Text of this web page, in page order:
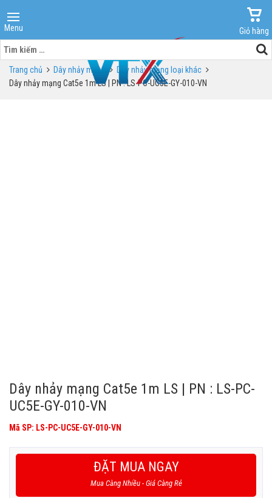
Menu
Giỏ hàng
Tìm
kiếm
cho:Trang chủ Dây nhảy mạng
Dây nhảy mạng loại khác
Dây nhảy mạng Cat5e 1m LS | PN : LS-PC-UC5E-GY-010-VN
Dây nhảy mạng Cat5e 1m LS | PN : LS-PC-
UC5E-GY-010-VN
Mã SP: LS-PC-UC5E-GY-010-VN
ĐẶT MUA NGAY
Mua Càng Nhiều - Giá Càng Rẻ